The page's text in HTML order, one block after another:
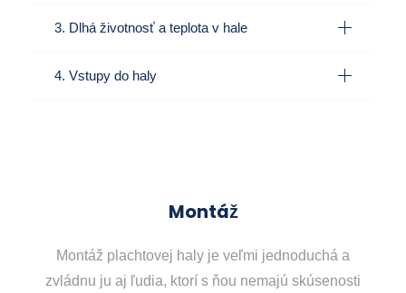
3. Dlhá životnosť a teplota v hale
4. Vstupy do haly
Montáž
Montáž plachtovej haly je veľmi jednoduchá a
zvládnu ju aj ľudia, ktorí s ňou nemajú skúsenosti